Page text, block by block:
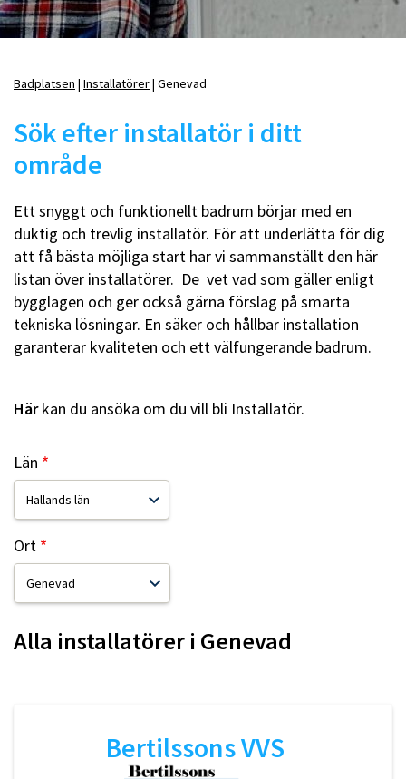
Badplatsen Installatörer Genevad
Sök efter installatör i ditt
område
Ett snyggt och funktionellt badrum börjar med en
duktig och trevlig installatör. För att underlätta för dig
att få bästa möjliga start har vi sammanställt den här
listan över installatörer. De vet vad som gäller enligt
bygglagen och ger också gärna förslag på smarta
tekniska lösningar. En säker och hållbar installation
garanterar kvaliteten och ett välfungerande badrum.
Härkan du ansöka om du vill bli Installatör.
Län
Ort
Alla installatörer i Genevad
Bertilssons VVS